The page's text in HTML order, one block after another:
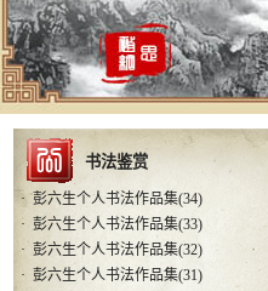
书法鉴赏
· 彭六生个人书法作品集(34)
· 彭六生个人书法作品集(33)
· 彭六生个人书法作品集(32)
· 彭六生个人书法作品集(31)